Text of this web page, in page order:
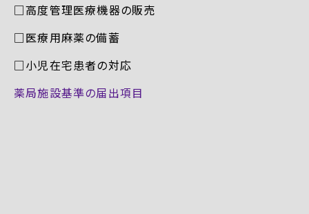
□高度管理医療機器の販売
□医療用麻薬の備蓄
□小児在宅患者の対応
薬局施設基準の届出項目